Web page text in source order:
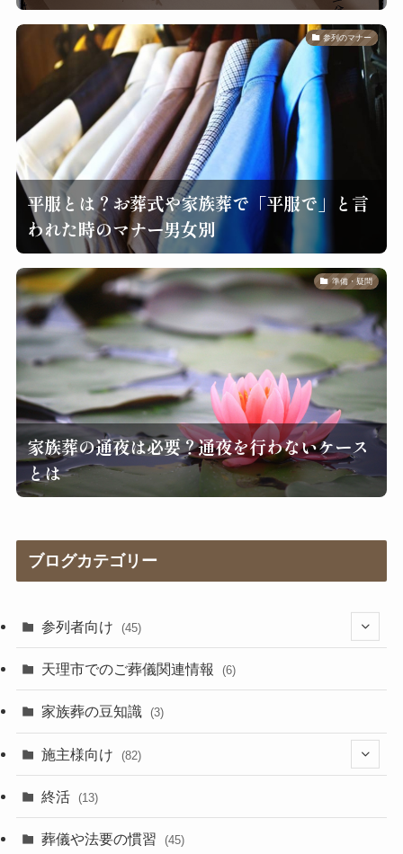
参列のマナー
平服とは？お葬式や家族葬で「平服で」と言
われた時のマナー男女別
準備・疑問
家族葬の通夜は必要？通夜を行わないケース
とは
ブログカテゴリー
参列者向け (45)
(25)
(17)
天理市でのご葬儀関連情報 (6)
家族葬の豆知識 (3)
施主様向け (82)
(41)
終活 (13)
葬儀や法要の慣習 (45)